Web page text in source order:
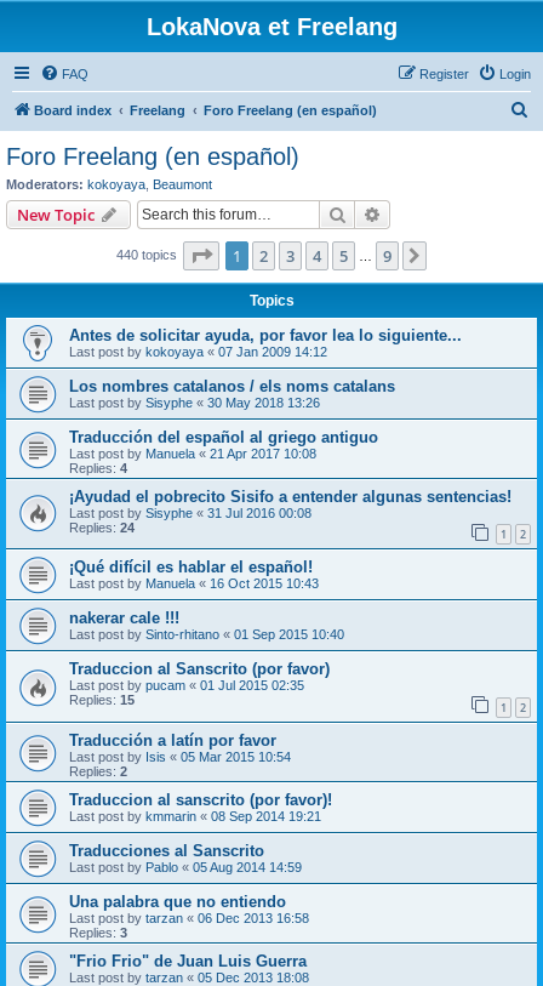
LokaNova et Freelang
FAQ Login
Register
Board index Freelang Foro Freelang (en español)
Foro Freelang (en español)
Moderators: kokoyaya Beaumont
New Topic Search
440 topics Page 1of 9
1 2 3 4 5 9
Topics
Antes de solicitar ayuda, por favor lea lo siguiente...
Last post by kokoyaya « 07 Jan 2009 14:12
Los nombres catalanos / els noms catalans
Last post by Sisyphe « 30 May 2018 13:26
Traducción del español al griego antiguo
Last post by Manuela « 21 Apr 2017 10:08
Replies: 4
¡Ayudad el pobrecito Sisifo a entender algunas sentencias!
Last post by Sisyphe « 31 Jul 2016 00:08
Replies: 24 1 2
¡Qué difícil es hablar el español!
Last post by Manuela « 16 Oct 2015 10:43
nakerar cale !!!
Last post by Sinto-rhitano « 01 Sep 2015 10:40
Traduccion al Sanscrito (por favor)
Last post by pucam « 01 Jul 2015 02:35
Replies: 15 1 2
Traducción a latín por favor
Last post by Isis « 05 Mar 2015 10:54
Replies: 2
Traduccion al sanscrito (por favor)!
Last post by kmmarin « 08 Sep 2014 19:21
Traducciones al Sanscrito
Last post by Pablo « 05 Aug 2014 14:59
Una palabra que no entiendo
Last post by tarzan « 06 Dec 2013 16:58
Replies: 3
"Frio Frio" de Juan Luis Guerra
Last post by tarzan « 05 Dec 2013 18:08